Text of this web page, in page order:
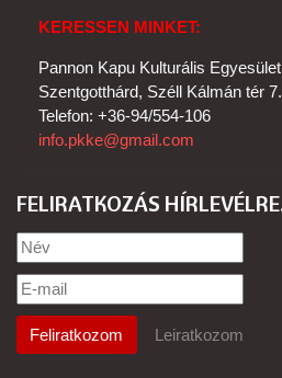
KERESSEN MINKET:
Pannon Kapu Kulturális Egyesület
Szentgotthárd, Széll Kálmán tér 7.
Telefon: +36-94/554-106
info.pkke@gmail.com
FELIRATKOZÁS HÍRLEVÉLRE